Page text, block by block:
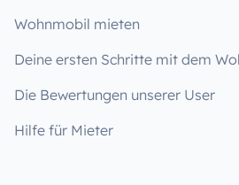
Wohnmobil mieten
Deine ersten Schritte mit dem
Die Bewertungen unserer User
Hilfe für Mieter